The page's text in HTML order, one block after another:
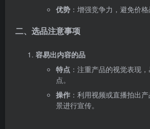
优势 ：增强竞争力，避免价格
二、选品注意事项
容易出内容的品
特点 ：注重产品的视觉表现
点。
操作 ：利用视频或直播拍出
景进行宣传。